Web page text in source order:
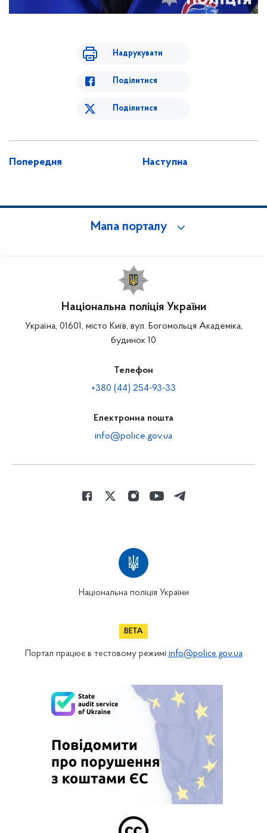
Надрукувати
Поділитися
Поділитися
Попередня Наступна
Мапа порталу
Національна поліція України
Україна, 01601, місто Київ, вул. Богомольця Академіка,
будинок 10
Телефон
+380 (44) 254-93-33
Електронна пошта
info@police.gov.ua
Національна поліція України
Портал працює в тестовому режимі info@police.gov.ua